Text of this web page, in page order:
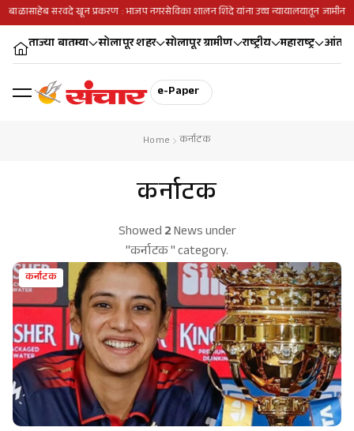
बाळासाहेब सरवदे खून प्रकरण : भाजप नगरसेविका शालन शिंदे यांना उच्च न्यायालयातून जामीन
ताज्या बातम्या सोलापूर शहर सोलापूर ग्रामीण राष्ट्रीय महाराष्ट्र
e-Paper
Home कर्नाटक
कर्नाटक
Showed2News under
"कर्नाटक " category.
कर्नाटक